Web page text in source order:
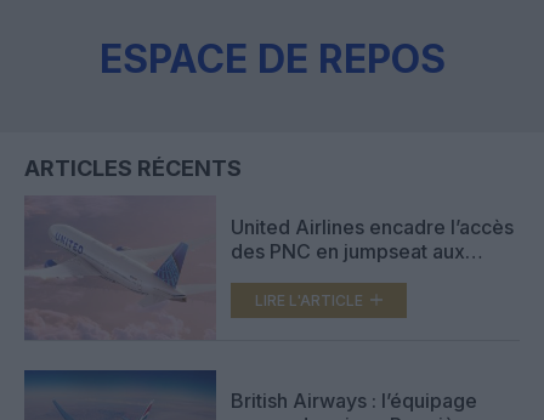
ESPACE DE REPOS
ARTICLES RÉCENTS
United Airlines encadre l’accès
des PNC en jumpseat aux
courriers
LIRE L'ARTICLE
British Airways : l’équipage